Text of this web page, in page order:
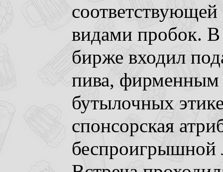
видами пробок. В
бирже входил
пива, фирменным
бутылочных
спонсорская
беспроигрышной